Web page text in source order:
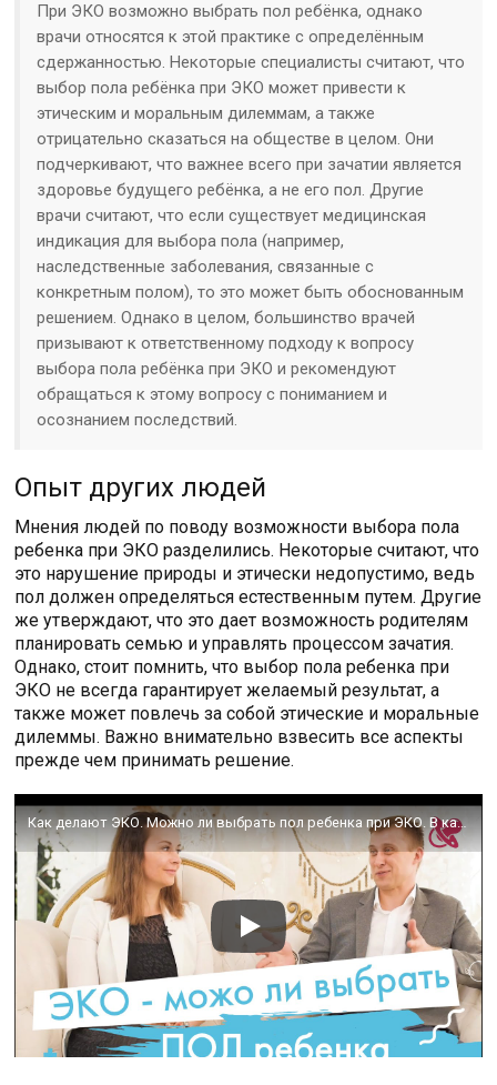
При ЭКО возможно выбрать пол ребёнка, однако
врачи относятся к этой практике с определённым
сдержанностью. Некоторые специалисты считают, что
выбор пола ребёнка при ЭКО может привести к
этическим и моральным дилеммам, а также
отрицательно сказаться на обществе в целом. Они
подчеркивают, что важнее всего при зачатии является
здоровье будущего ребёнка, а не его пол. Другие
врачи считают, что если существует медицинская
индикация для выбора пола (например,
наследственные заболевания, связанные с
конкретным полом), то это может быть обоснованным
решением. Однако в целом, большинство врачей
призывают к ответственному подходу к вопросу
выбора пола ребёнка при ЭКО и рекомендуют
обращаться к этому вопросу с пониманием и
осознанием последствий.
Опыт других людей
Мнения людей по поводу возможности выбора пола
ребенка при ЭКО разделились. Некоторые считают, что
это нарушение природы и этически недопустимо, ведь
пол должен определяться естественным путем. Другие
же утверждают, что это дает возможность родителям
планировать семью и управлять процессом зачатия.
Однако, стоит помнить, что выбор пола ребенка при
ЭКО не всегда гарантирует желаемый результат, а
также может повлечь за собой этические и моральные
дилеммы. Важно внимательно взвесить все аспекты
прежде чем принимать решение.
Как делают ЭКО. Можно ли выбрать пол ребенка при ЭКО. В каких случаях его рекомендуют делать.